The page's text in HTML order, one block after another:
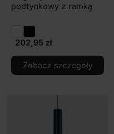
podtynkowy z ramką
202,95 zł
Zobacz szczegóły